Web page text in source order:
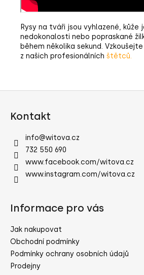
Rysy na tváři jsou vyhlazené, kůže
nedokonalosti nebo popraskané
během několika sekund.
z našich profesionálních štětců.
Kontakt
info@witova.cz
732 550 690
www.facebook.com/witova.cz
www.instagram.com/witova.cz
Informace pro vás
Jak nakupovat
Obchodní podmínky
Podmínky ochrany osobních údajů
Prodejny